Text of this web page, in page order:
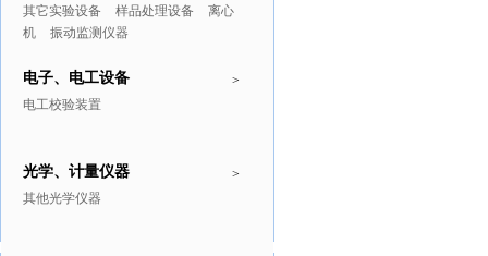
其它实验设备 样品处理设备
离心
机
振动监测仪器
>
电子、电工设备
电工校验装置
>
光学、计量仪器
其他光学仪器